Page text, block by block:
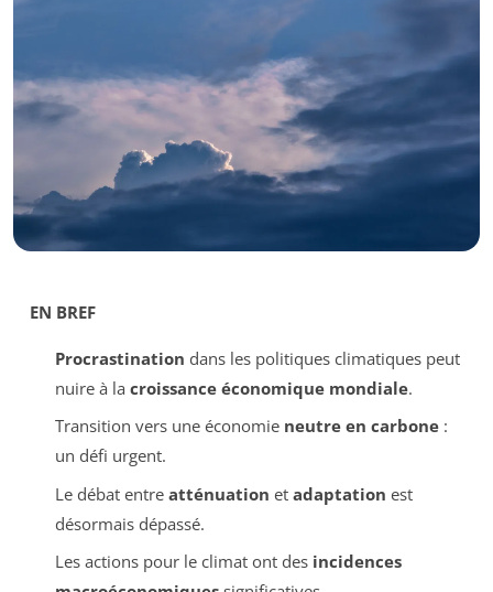
EN BREF
Procrastination dans les politiques climatiques peut
nuire à la croissance économique mondiale.
Transition vers une économie neutre en carbone:
un défi urgent.
Le débat entre atténuation et adaptation est
désormais dépassé.
Les actions pour le climat ont des incidences